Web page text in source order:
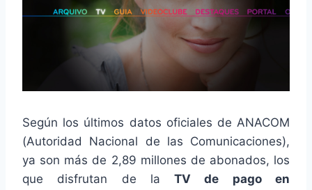
Según los últimos datos oficiales de ANACOM
(Autoridad Nacional de las Comunicaciones),
ya son más de 2,89 millones de abonados, los
que disfrutan de laTV de pago en